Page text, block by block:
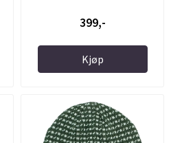
399,-
Kjøp